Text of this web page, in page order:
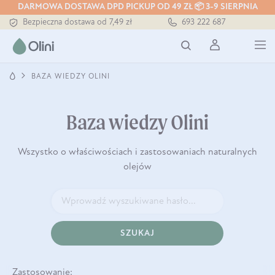
DARMOWA DOSTAWA DPD PICKUP OD 49 ZŁ 📦 3-9 SIERPNIA
Bezpieczna dostawa od 7,49 zł
Darmowa dostawa od 199 zł
Tłoczony zawsze na zimno
693 222 687
BAZA WIEDZY OLINI
Baza wiedzy Olini
Wszystko o właściwościach i zastosowaniach naturalnych
olejów
SZUKAJ
Zastosowanie: